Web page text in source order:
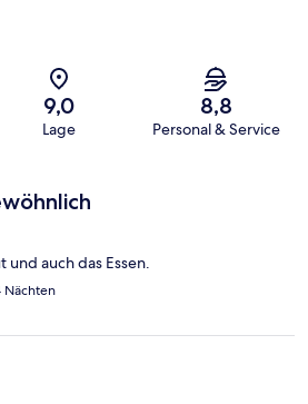
9,0
Lage
8,8
Personal & Service
und auch das Essen.
Nächten